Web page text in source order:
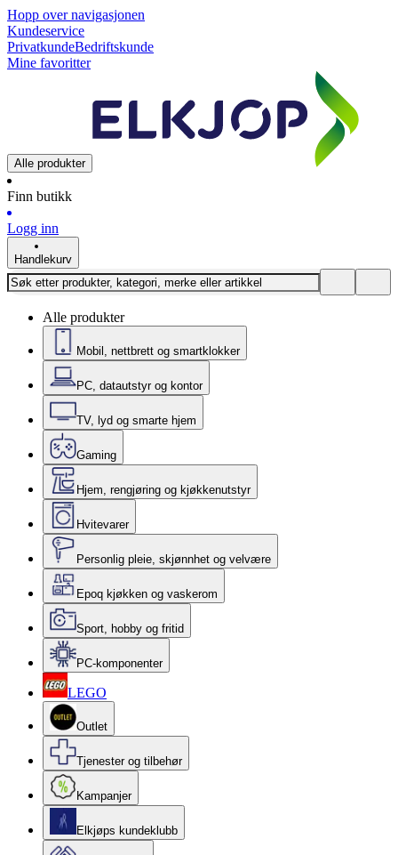
Hopp over navigasjonen
Kundeservice
PrivatkundeBedriftskunde
Mine favoritter
Alle produkter
Finn butikk
Logg inn
Handlekurv
Alle produkter
Mobil, nettbrett og smartklokker
PC, datautstyr og kontor
TV, lyd og smarte hjem
Gaming
Hjem, rengjøring og kjøkkenutstyr
Hvitevarer
Personlig pleie, skjønnhet og velvære
Epoq kjøkken og vaskerom
Sport, hobby og fritid
PC-komponenter
LEGO
Outlet
Tjenester og tilbehør
Kampanjer
Elkjøps kundeklubb